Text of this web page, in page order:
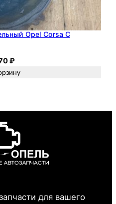
Opel Corsa C
₽
для вашего